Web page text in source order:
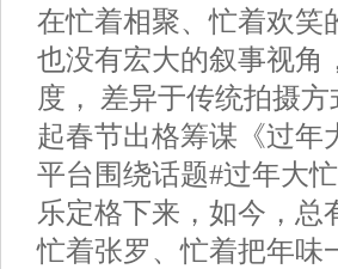
在忙着相聚、忙着欢笑
也没有宏大的叙事视角
度， 差异于传统拍摄
起春节出格筹谋《过年
平台围绕话题#过年大
乐定格下来，如今，
忙着张罗、忙着把年味